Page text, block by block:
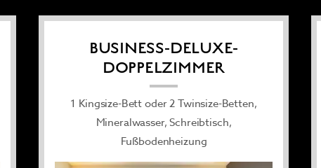
BUSINESS-DELUXE-
DOPPELZIMMER
1 Kingsize-Bett oder 2 Twinsize-Betten,
Mineralwasser, Schreibtisch,
Fußbodenheizung